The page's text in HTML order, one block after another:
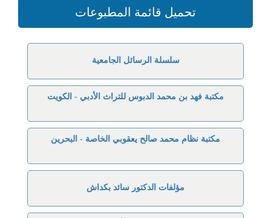
تحميل قائمة المطبوعات
سلسلة الرسائل الجامعية
مكتبة فهد بن محمد الدبوس للتراث الأدبي - الكويت
مكتبة نظام محمد صالح يعقوبي الخاصة - البحرين
مؤلفات الدكتور سائد بكداش